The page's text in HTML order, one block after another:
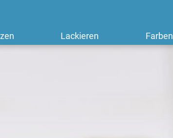
Lackieren Farben